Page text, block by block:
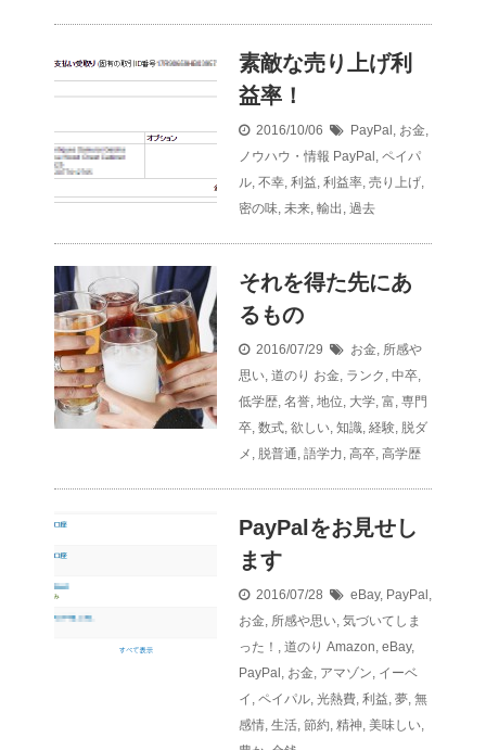
素敵な売り上げ利
益率！
2016/10/06 PayPal , お金,
ノウハウ・情報 PayPal , ペイパ
ル, 不幸, 利益, 利益率, 売り上げ,
密の味, 未来, 輸出 , 過去
それを得た先にあ
るもの
2016/07/29 お金, 所感や
思い, 道のり お金, ランク , 中卒,
低学歴, 名誉, 地位, 大学, 富, 専門
卒, 数式, 欲しい, 知識, 経験, 脱ダ
メ , 脱普通, 語学力, 高卒, 高学歴
PayPalをお見せし
ます
2016/07/28 eBay, PayPal ,
お金, 所感や思い, 気づいてしま
った！ , 道のり Amazon, eBay,
PayPal , お金, アマゾン, イーベ
イ , ペイパル, 光熱費, 利益, 夢, 無
感情, 生活, 節約, 精神, 美味しい,